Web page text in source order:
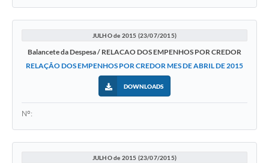
JULHO de 2015 (23/07/2015)
Balancete da Despesa / RELACAO DOS EMPENHOS POR CREDOR
RELAÇÃO DOS EMPENHOS POR CREDOR MES DE ABRIL DE 2015
DOWNLOADS
Nº:
JULHO de 2015 (23/07/2015)